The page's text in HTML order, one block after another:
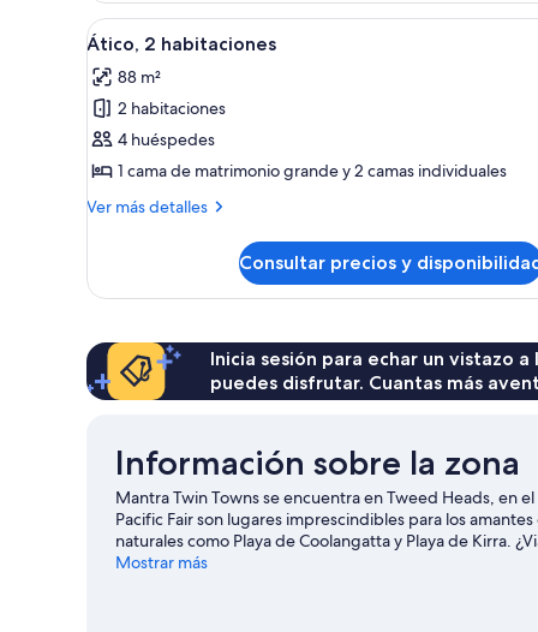
Abrir
todas
las
fotos
de
Ático,
2
5
Ático, 2 habitaciones
88 m²
2 habitaciones
4 huéspedes
1 cama de matrimonio grande y 2 camas individuales
Ver más detalles
Más
2
Consultar precios y
Inicia sesión para echar un vistazo
puedes disfrutar. Cuantas más
Información sobre la zona
Mantra Twin Towns se encuentra en Tweed Heads, en
Pacific Fair son lugares imprescindibles para los
naturales como Playa de Coolangatta y Playa de Kirra.
School o a Timezone Coolangatta. Tendrás
Mostrar más